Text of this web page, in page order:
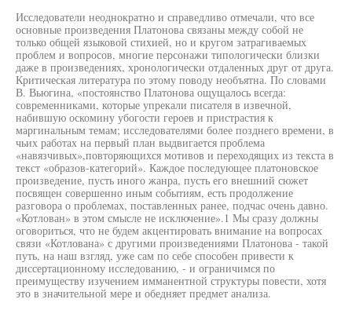
Исследователи неоднократно и справедливо отмечали, что все
основные произведения Платонова связаны между собой не
только общей языковой стихией, но и кругом затрагиваемых
проблем и вопросов, многие персонажи типологически близки
даже в произведениях, хронологически отдаленных друг от друга.
Критическая литература по этому поводу необъятна. По словами
В. Вьюгина, «постоянство Платонова ощущалось всегда:
современниками, которые упрекали писателя в извечной,
набившую оскомину убогости героев и пристрастия к
маргинальным темам; исследователями более позднего времени, в
чьих работах на первый план выдвигается проблема
«навязчивых»,повторяющихся мотивов и переходящих из текста в
текст «образов-категорий». Каждое последующее платоновское
произведение, пусть иного жанра, пусть его внешний сюжет
посвящен совершенно иным событиям, есть продолжение
разговора о проблемах, поставленных ранее, подчас очень давно.
«Котлован» в этом смысле не исключение».1 Мы сразу должны
оговориться, что не будем акцентировать внимание на вопросах
связи «Котлована» с другими произведениями Платонова - такой
путь, на наш взгляд, уже сам по себе способен привести к
диссертационному исследованию, - и ограничимся по
преимуществу изучением имманентной структуры повести, хотя
это в значительной мере и обедняет предмет анализа.